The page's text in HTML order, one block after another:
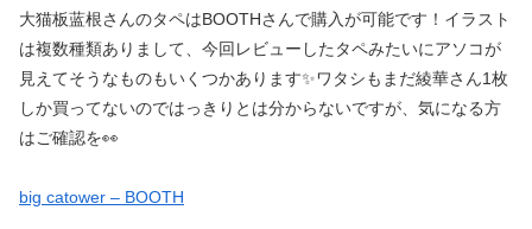
大猫板蓝根さんのタペはBOOTHさんで購入が可能です！イラスト
は複数種類ありまして、今回レビューしたタペみたいにアソコが
見えてそうなものもいくつかあります✨ワタシもまだ綾華さん1枚
しか買ってないのではっきりとは分からないですが、気になる方
はご確認を👀
big catower – BOOTH